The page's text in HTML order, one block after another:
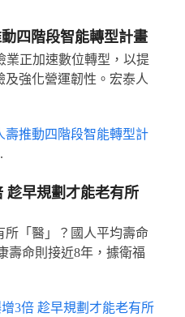
四階段智能轉型計畫
業正加速數位轉型，以提
強化營運韌性。宏泰人
壽推動四階段智能轉型計
.
趁早規劃才能老有所
所「醫」？國人平均壽命
壽命則接近8年，據衛福
3倍 趁早規劃才能老有所